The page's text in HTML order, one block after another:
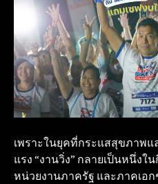
เพราะในยุคที่กระแสสุขภาพแ
แรง “งานวิ่ง” กลายเป็นหนึ่ง
หน่วยงานภาครัฐ และภาคเอ